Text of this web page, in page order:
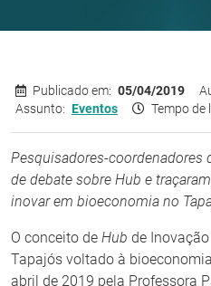
Publicado em: 05/04/2019
Assunto: Eventos Tempo de
Pesquisadores-coordenadores
de debate sobre Hub e
inovar em bioeconomia no
O conceito de Hub de
Tapajós voltado à
abril de 2019 pela Professora